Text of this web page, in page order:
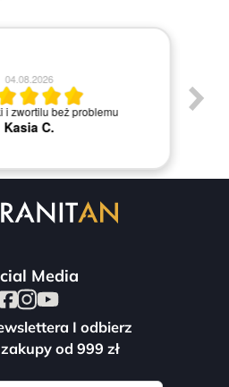
04.08.2026
i zwortilu beż problemu
Kasia C.
Media
I odbierz
od 999 zł